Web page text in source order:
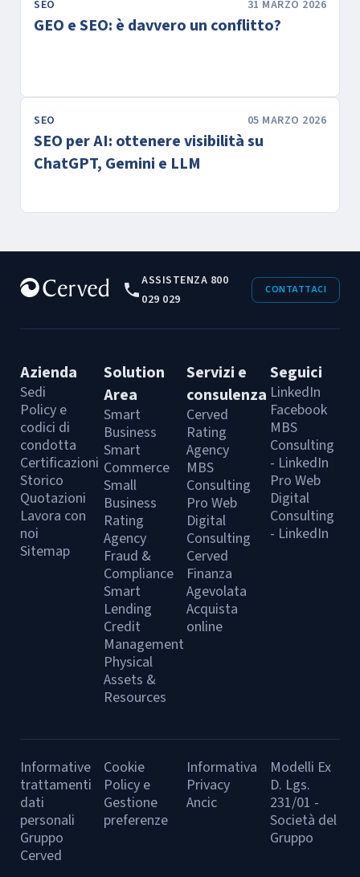
SEO 31 MARZO 2026
GEO e SEO: è davvero un conflitto?
SEO 05 MARZO 2026
SEO per AI: ottenere visibilità su
ChatGPT, Gemini e LLM
ASSISTENZA 800
029 029
CONTATTACI
Azienda
Sedi
Policy e
codici di
condotta
Certificazioni
Storico
Quotazioni
Lavora con
noi
Sitemap
Solution
Area
Smart
Business
Smart
Commerce
Small
Business
Rating
Agency
Fraud &
Compliance
Smart
Lending
Credit
Management
Physical
Assets &
Resources
Servizi e
consulenza
Cerved
Rating
Agency
MBS
Consulting
Pro Web
Digital
Consulting
Cerved
Finanza
Agevolata
Acquista
online
Seguici
LinkedIn
Facebook
MBS
Consulting
- LinkedIn
Pro Web
Digital
Consulting
- LinkedIn
Informative
trattamenti
dati
personali
Gruppo
Cerved
Cookie
Policy e
Gestione
preferenze
Informativa
Privacy
Ancic
Modelli Ex
D. Lgs.
231/01 -
Società del
Gruppo